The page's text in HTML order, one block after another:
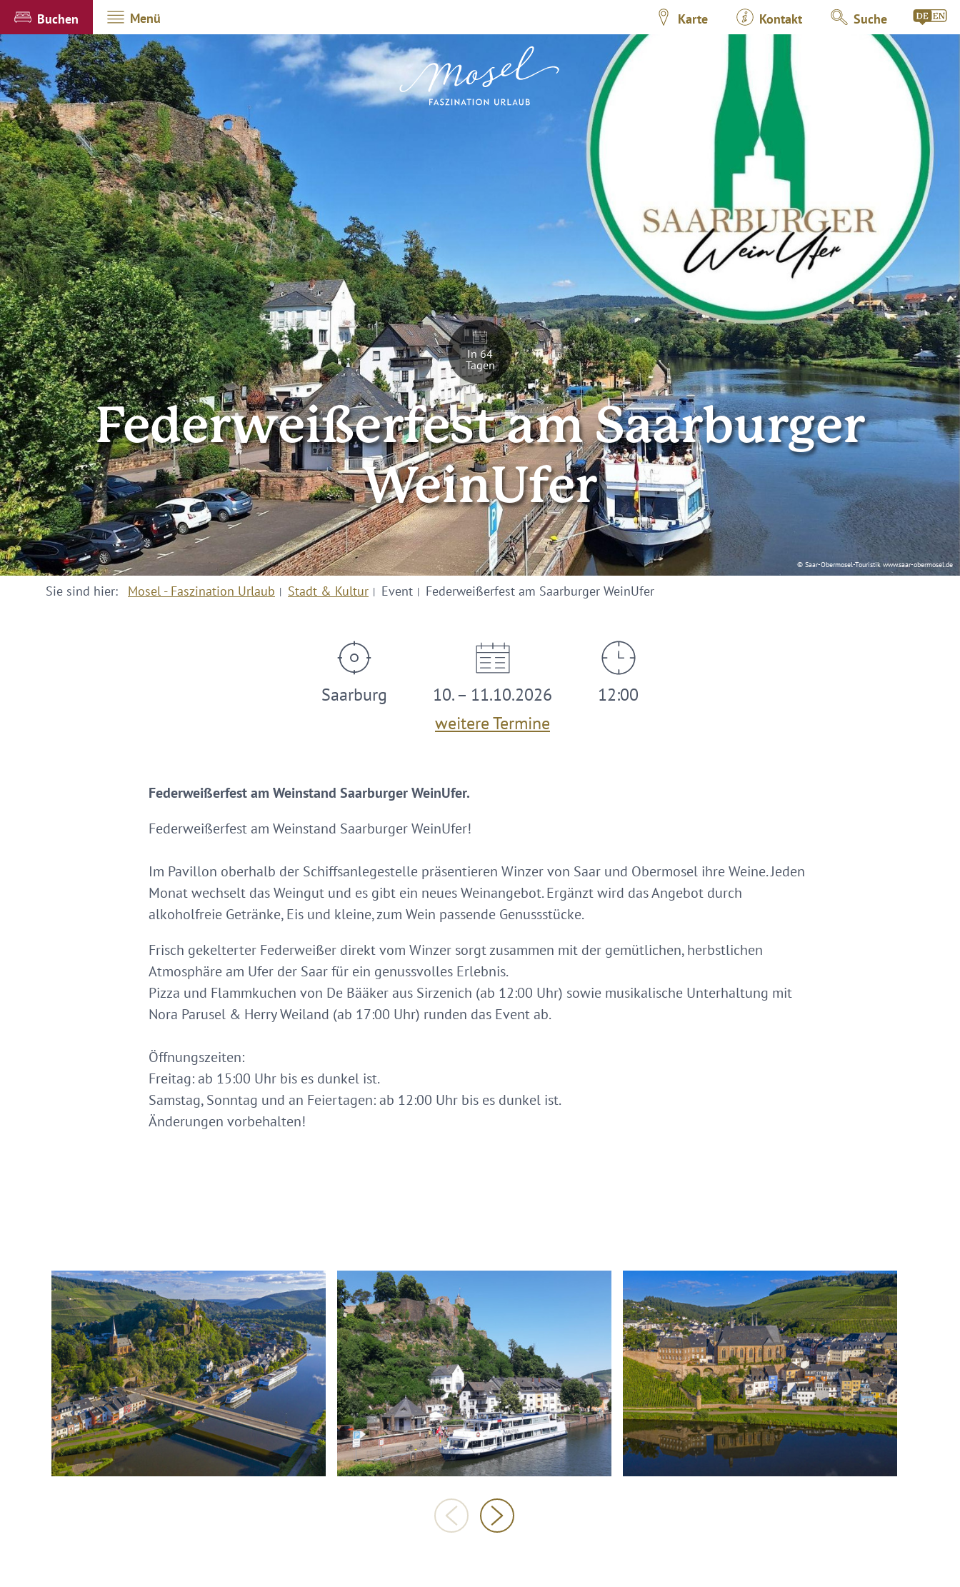
Buchen Menü Karte Kontakt Suche
© Saar-Obermosel-Touristik www.saar-obermosel.de
In 64
Tagen
Federweißerfest am Saarburger
WeinUfer
Sie sind hier: Mosel - Faszination Urlaub Stadt & Kultur Event Federweißerfest am Saarburger WeinUfer
Saarburg
10. – 11.10.2026
weitere Termine
12:00
Federweißerfest am Weinstand Saarburger WeinUfer.
Federweißerfest am Weinstand Saarburger WeinUfer!
Im Pavillon oberhalb der Schiffsanlegestelle präsentieren Winzer von Saar und Obermosel ihre Weine. Jeden
Monat wechselt das Weingut und es gibt ein neues Weinangebot. Ergänzt wird das Angebot durch
alkoholfreie Getränke, Eis und kleine, zum Wein passende Genussstücke.
Frisch gekelterter Federweißer direkt vom Winzer sorgt zusammen mit der gemütlichen, herbstlichen
Atmosphäre am Ufer der Saar für ein genussvolles Erlebnis.
Pizza und Flammkuchen von De Bääker aus Sirzenich (ab 12:00 Uhr) sowie musikalische Unterhaltung mit
Nora Parusel & Herry Weiland (ab 17:00 Uhr) runden das Event ab.
Öffnungszeiten:
Freitag: ab 15:00 Uhr bis es dunkel ist.
Samstag, Sonntag und an Feiertagen: ab 12:00 Uhr bis es dunkel ist.
Änderungen vorbehalten!